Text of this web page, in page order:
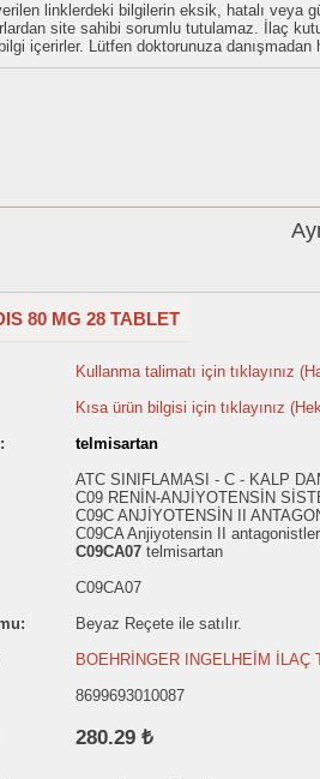
linklerdeki bilgilerin eksik, hatalı veya
site sahibi sorumlu tutulamaz. İlaç
içerirler. Lütfen doktorunuza danışmadan
80 MG 28 TABLET
Kullanma talimatı için tıklayınız
Kısa ürün bilgisi için tıklayınız
telmisartan
ATC SINIFLAMASI - C - KALP
C09 RENİN-ANJİYOTENSİN
C09C ANJİYOTENSİN II
C09CA Anjiyotensin II
C09CA07 telmisartan
C09CA07
Beyaz Reçete ile satılır.
BOEHRİNGER INGELHEİM İLAÇ
8699693010087
280.29 ₺